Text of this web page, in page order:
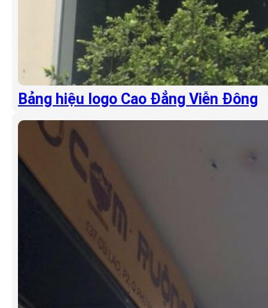
Bảng hiệu logo Cao Đẳng Viễn Đông